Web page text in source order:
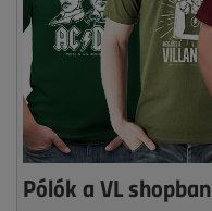
Pólók a VL shopban